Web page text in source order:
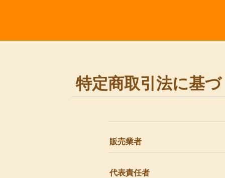
特定商取引法に基
販売業者
代表責任者